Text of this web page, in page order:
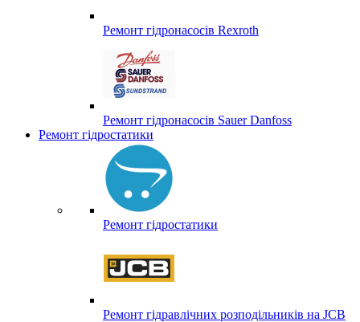
Ремонт гідронасосів Rexroth
Ремонт гідронасосів Sauer Danfoss
Ремонт гідростатики
Ремонт гідростатики
Ремонт гідравлічних розподільників на JCB